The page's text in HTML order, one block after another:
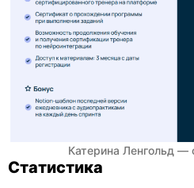
Катерина Ленгольд —
Статистика